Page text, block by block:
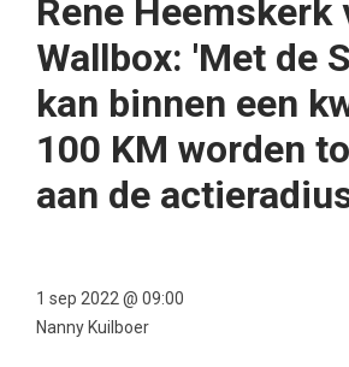
Rene Heemskerk
Wallbox: 'Met de
kan binnen een
100 KM worden
aan de
1 sep 2022 @ 09:00
Nanny Kuilboer